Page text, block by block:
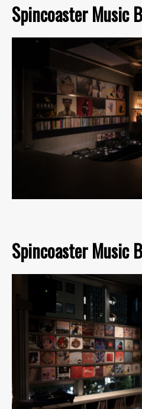
Spincoaster Music
Spincoaster Music